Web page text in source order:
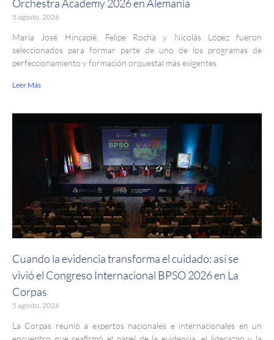
Orchestra Academy 2026 en Alemania
5 agosto, 2026
María José Hincapié, Felipe Rocha y Nicolás López fueron
seleccionados para formar parte de uno de los programas de
perfeccionamiento y formación orquestal más exigentes
Leer Más
Cuando la evidencia transforma el cuidado: así se
vivió el Congreso Internacional BPSO 2026 en La
Corpas
5 agosto, 2026
La Corpas reunió a expertos nacionales e internacionales en un